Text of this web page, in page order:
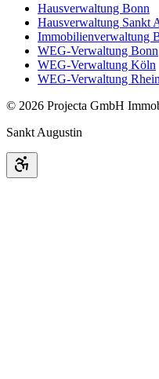
Hausverwaltung Bonn
Hausverwaltung Sankt
Immobilienverwaltung
WEG-Verwaltung Bonn
WEG-Verwaltung Köln
WEG-Verwaltung
© 2026 Projecta GmbH
Sankt Augustin